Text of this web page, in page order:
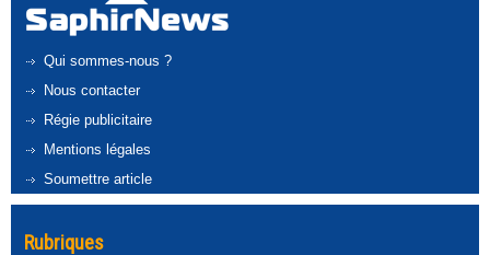
Qui sommes-nous ?
Nous contacter
Régie publicitaire
Mentions légales
Soumettre article
Rubriques